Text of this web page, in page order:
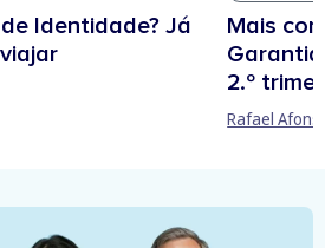
Identidade? Já
Mais
2.º
Rafael